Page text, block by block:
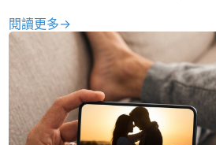
閱讀更多→